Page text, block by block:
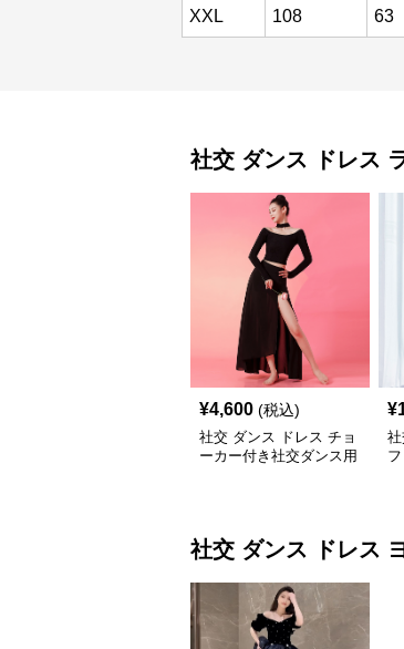
XXL 108 63
社交 ダンス ドレス
¥4,600 (税込)
社交 ダンス ドレス チョ
ーカー付き社交ダンス用
¥
社交 ダンス ドレス